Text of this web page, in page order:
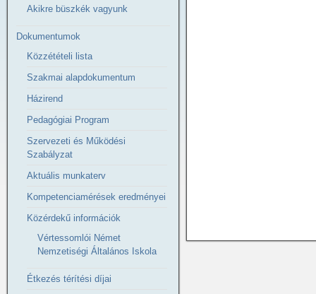
Akikre büszkék vagyunk
Dokumentumok
Közzétételi lista
Szakmai alapdokumentum
Házirend
Pedagógiai Program
Szervezeti és Működési
Szabályzat
Aktuális munkaterv
Kompetenciamérések eredményei
Közérdekű információk
Vértessomlói Német
Nemzetiségi Általános Iskola
Étkezés térítési díjai